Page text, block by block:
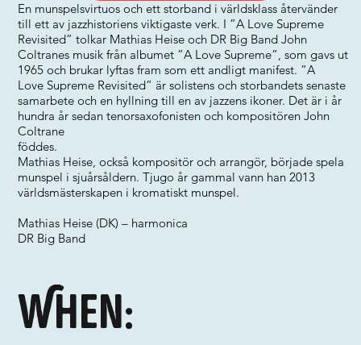
En munspelsvirtuos och ett storband i världsklass återvänder
till ett av jazzhistoriens viktigaste verk. I ”A Love Supreme
Revisited” tolkar Mathias Heise och DR Big Band John
Coltranes musik från albumet ”A Love Supreme”, som gavs ut
1965 och brukar lyftas fram som ett andligt manifest. ”A
Love Supreme Revisited” är solistens och storbandets senaste
samarbete och en hyllning till en av jazzens ikoner. Det är i år
hundra år sedan tenorsaxofonisten och kompositören John
Coltrane
föddes.
Mathias Heise, också kompositör och arrangör, började spela
munspel i sjuårsåldern. Tjugo år gammal vann han 2013
världsmästerskapen i kromatiskt munspel.
Mathias Heise (DK) – harmonica
DR Big Band
When: